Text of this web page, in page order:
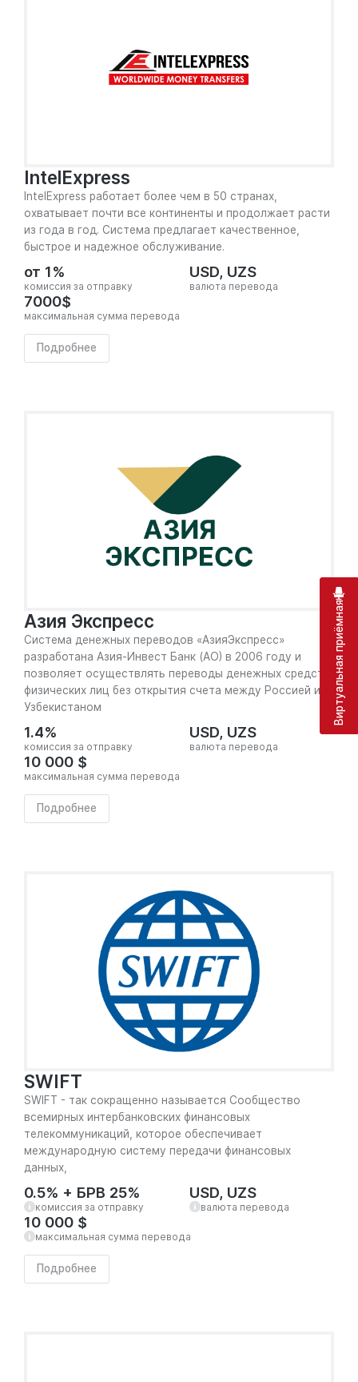
IntelExpress
IntelExpress работает более чем в 50 странах,
охватывает почти все континенты и продолжает расти
из года в год. Cистема предлагает качественное,
быстрое и надежное обслуживание.
от 1%
комиссия за отправку
USD, UZS
валюта перевода
7000$
максимальная сумма перевода
Подробнее
Азия Экспресс
Система денежных переводов «АзияЭкспресс»
разработана Азия-Инвест Банк (АО) в 2006 году и
позволяет осуществлять переводы денежных средств
физических лиц без открытия счета между Россией и
Узбекистаном
1.4%
комиссия за отправку
USD, UZS
валюта перевода
10 000 $
максимальная сумма перевода
Подробнее
SWIFT
SWIFT - так сокращенно называется Сообщество
всемирных интербанковских финансовых
телекоммуникаций, которое обеспечивает
международную систему передачи финансовых
данных,
0.5% + БРВ 25%
комиссия за отправку
USD, UZS
валюта перевода
10 000 $
максимальная сумма перевода
Подробнее
Виртуальная приёмная